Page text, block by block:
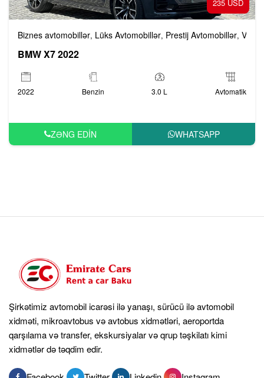
235 USD
Biznes avtomobillər, Lüks Avtomobillər, Prestij Avtomobillər, Vip
BMW X7 2022
2022 Benzin 3.0 L Avtomatik
ZƏNG EDIN WHATSAPP
Şirkətimiz avtomobil icarəsi ilə yanaşı, sürücü ilə avtomobil
xidməti, mikroavtobus və avtobus xidmətləri, aeroportda
qarşılama və transfer, ekskursiyalar və qrup təşkilatı kimi
xidmətlər də təqdim edir.